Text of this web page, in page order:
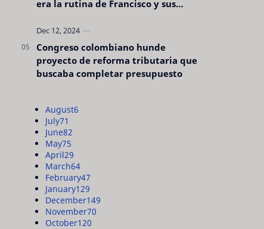
era la rutina de Francisco y sus
Congreso colombiano hunde
proyecto de reforma tributaria que
buscaba completar presupuesto
August6
July71
June82
May75
April29
March64
February47
January129
December149
November70
October120